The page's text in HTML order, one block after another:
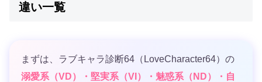
違い一覧
まずは、ラブキャラ診断64（LoveCharacter64）の
溺愛系（VD）・堅実系（VI）・魅惑系（ND）・自